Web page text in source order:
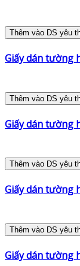
Thêm vào DS yêu
Giấy dán tường
Thêm vào DS yêu
Giấy dán tường
Thêm vào DS yêu
Giấy dán tường
Thêm vào DS yêu
Giấy dán tường